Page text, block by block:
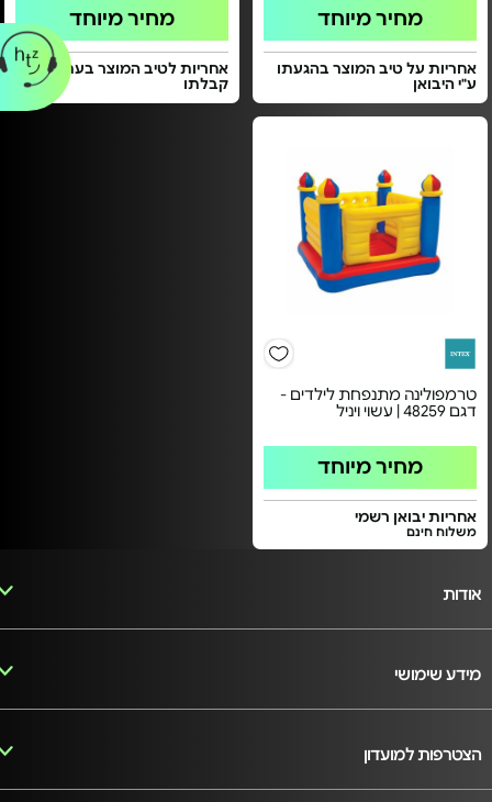
מחיר מיוחד
אחריות על טיב המוצר בהגעתו
ע"י היבואן
מחיר מיוחד
אחריות לטיב המוצר בעת
קבלתו
טרמפולינה מתנפחת לילדים -
דגם 48259 | עשוי ויניל
מחיר מיוחד
אחריות יבואן רשמי
משלוח חינם
אודות
מידע שימושי
הצטרפות למועדון